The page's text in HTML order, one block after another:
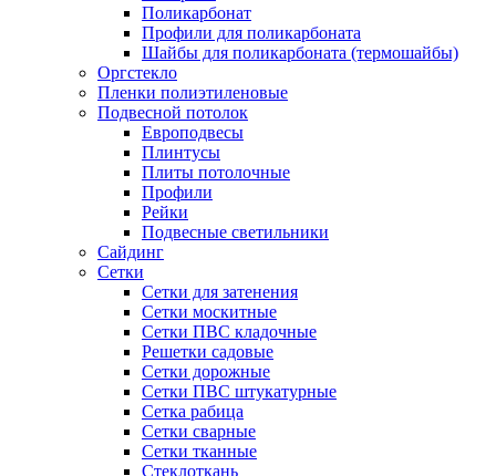
Поликарбонат
Профили для поликарбоната
Шайбы для поликарбоната (термошайбы)
Оргстекло
Пленки полиэтиленовые
Подвесной потолок
Европодвесы
Плинтусы
Плиты потолочные
Профили
Рейки
Подвесные светильники
Сайдинг
Сетки
Сетки для затенения
Сетки москитные
Сетки ПВС кладочные
Решетки садовые
Сетки дорожные
Сетки ПВС штукатурные
Сетка рабица
Сетки сварные
Сетки тканные
Стеклоткань